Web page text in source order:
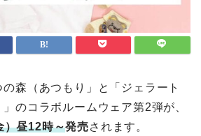
の森（あつもり」と「ジェラート
のコラボルームウェア第2弾が、
）昼12時～発売されます。